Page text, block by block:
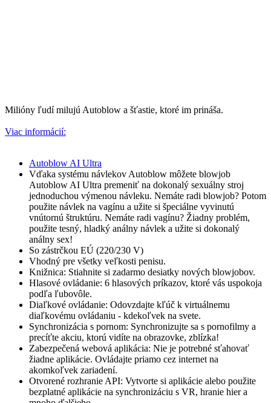
Milióny ľudí milujú Autoblow a šťastie, ktoré im prináša.
Viac informácií:
Autoblow AI Ultra
Vďaka systému návlekov Autoblow môžete blowjob
Autoblow AI Ultra premeniť na dokonalý sexuálny stroj
jednoduchou výmenou návleku. Nemáte radi blowjob? Potom
použite návlek na vagínu a užite si špeciálne vyvinutú
vnútornú štruktúru. Nemáte radi vagínu? Žiadny problém,
použite tesný, hladký análny návlek a užite si dokonalý
análny sex!
So zástrčkou EÚ (220/230 V)
Vhodný pre všetky veľkosti penisu.
Knižnica: Stiahnite si zadarmo desiatky nových blowjobov.
Hlasové ovládanie: 6 hlasových príkazov, ktoré vás uspokoja
podľa ľubovôle.
Diaľkové ovládanie: Odovzdajte kľúč k virtuálnemu
diaľkovému ovládaniu - kdekoľvek na svete.
Synchronizácia s pornom: Synchronizujte sa s pornofilmy a
precíťte akciu, ktorú vidíte na obrazovke, zblízka!
Zabezpečená webová aplikácia: Nie je potrebné sťahovať
žiadne aplikácie. Ovládajte priamo cez internet na
akomkoľvek zariadení.
Otvorené rozhranie API: Vytvorte si aplikácie alebo použite
bezplatné aplikácie na synchronizáciu s VR, hranie hier a